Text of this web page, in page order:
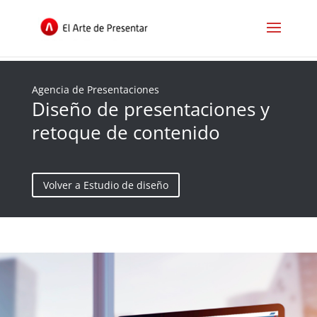
Agencia de Presentaciones
Diseño de presentaciones y
retoque de contenido
Volver a Estudio de diseño